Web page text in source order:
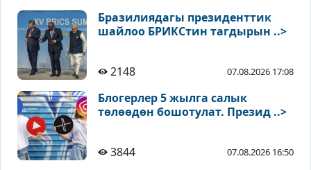
Бразилиядагы президенттик
шайлоо БРИКСтин тагдырын ..>
2148 07.08.2026 17:08
Блогерлер 5 жылга салык
төлөөдөн бошотулат. Презид ..>
3844 07.08.2026 16:50